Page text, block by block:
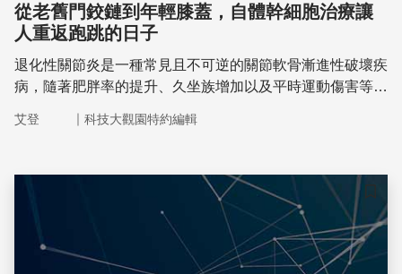
從老舊門鉸鏈到年輕膝蓋，自體幹細胞治療讓
人重返跑跳的日子
退化性關節炎是一種常見且不可逆的關節軟骨漸進性破壞疾
病，隨著肥胖率的提升、久坐族增加以及平時運動傷害等因
你家裡的一個老舊門鉸鏈，每次打開或關閉時都會吱吱作
擦變得更加明顯，門也變得越來越難以開啟和關閉。同樣的
道理，當我們的軟骨磨損時，關節也會變得僵硬和疼痛，再
經由年齡、使用頻率的增加，儘管通過運動和保養可以減緩
這一過程，但軟骨的磨損幾乎是無法避免的。
艾登 ｜ 科技大觀園特約編輯
儲存